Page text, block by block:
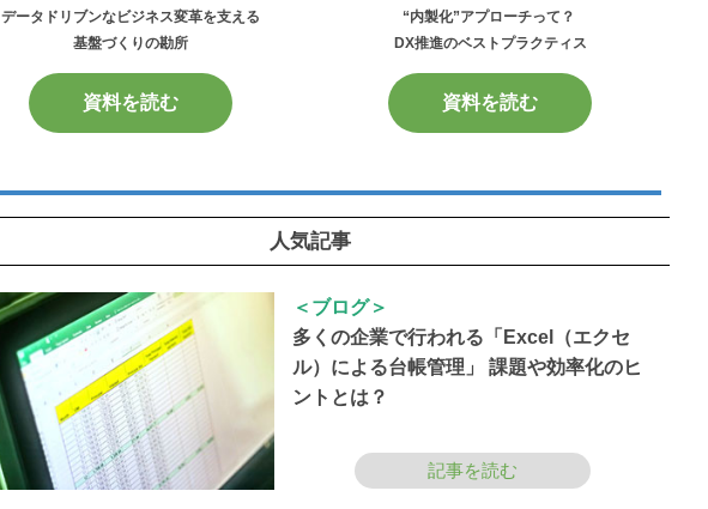
データドリブンなビジネス変革を支える
基盤づくりの勘所
資料を読む
“内製化”アプローチって？
DX推進のベストプラクティス
資料を読む
人気記事
＜ブログ＞
多くの企業で行われる「Excel（エクセ
ル）による台帳管理」 課題や効率化のヒ
ントとは？
記事を読む